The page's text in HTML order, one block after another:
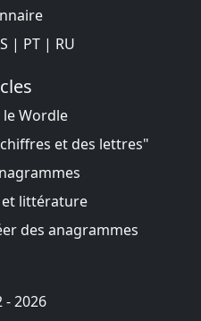
| PT | RU
Wordle
et des lettres"
littérature
des anagrammes
- 2026